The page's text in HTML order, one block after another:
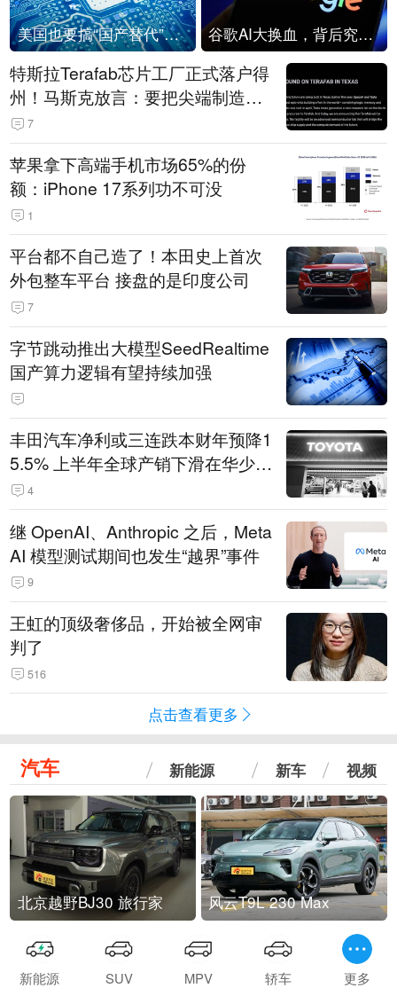
美国也要搞“国产替代”？先算清三笔账 谷歌AI大换血，背后究竟发生了什么？
特斯拉Terafab芯片工厂正式落户得
州！马斯克放言：要把尖端制造带
回美国
7
苹果拿下高端手机市场65%的份
额：iPhone 17系列功不可没
1
平台都不自己造了！本田史上首次
外包整车平台 接盘的是印度公司
7
字节跳动推出大模型SeedRealtime
国产算力逻辑有望持续加强
丰田汽车净利或三连跌本财年预降1
5.5% 上半年全球产销下滑在华少卖
14.3万辆
4
继 OpenAI、Anthropic 之后，Meta
AI 模型测试期间也发生“越界”事件
9
王虹的顶级奢侈品，开始被全网审
判了
516
点击查看更多
汽车 新能源 新车 视频
北京越野BJ30 旅行家 风云T9L 230 Max
新能源 SUV MPV 轿车 更多